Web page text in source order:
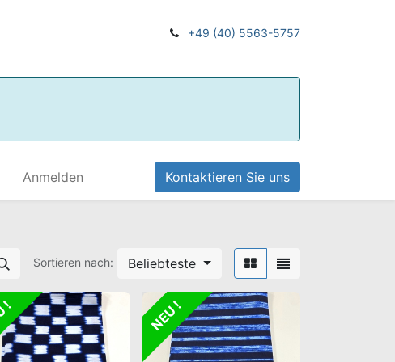
+49 (40) 5563-5757
Anmelden Kontaktieren Sie uns
Sortieren nach: Beliebteste
! NEU !